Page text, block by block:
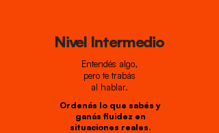
Nivel Intermedio
Entendés algo,
pero te trabás
al hablar.
Ordenás lo que sabés y
ganás fluidez en
situaciones reales.